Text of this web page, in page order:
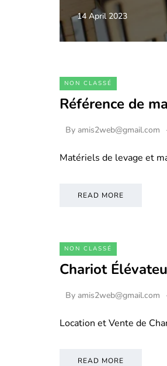
14 April 2023
NON CLASSÉ
Référence de
By amis2web@gmail.com
Matériels de levage et
READ MORE
NON CLASSÉ
Chariot
By amis2web@gmail.com
Location et Vente de
READ MORE